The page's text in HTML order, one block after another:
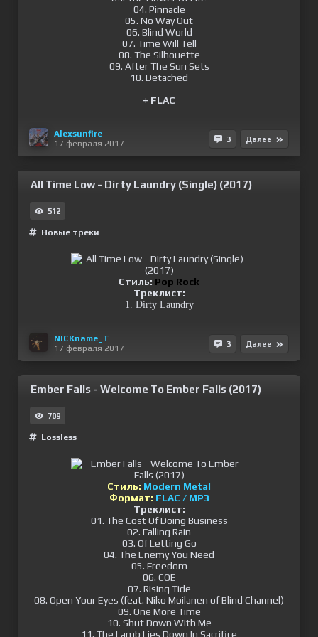
04. Pinnacle
05. No Way Out
06. Blind World
07. Time Will Tell
08. The Silhouette
09. After The Sun Sets
10. Detached
+ FLAC
Alexsunfire
17 февраля 2017
3 Далее
All Time Low - Dirty Laundry (Single) (2017)
512
Новые треки
Стиль: Pop Rock
Треклист:
1. Dirty Laundry
NICKname_T
17 февраля 2017
3 Далее
Ember Falls - Welcome To Ember Falls (2017)
709
Lossless
Стиль: Modern Metal
Формат: FLAC / MP3
Треклист:
01. The Cost Of Doing Business
02. Falling Rain
03. Of Letting Go
04. The Enemy You Need
05. Freedom
06. COE
07. Rising Tide
08. Open Your Eyes (feat. Niko Moilanen of Blind Channel)
09. One More Time
10. Shut Down With Me
11. The Lamb Lies Down In Sacrifice